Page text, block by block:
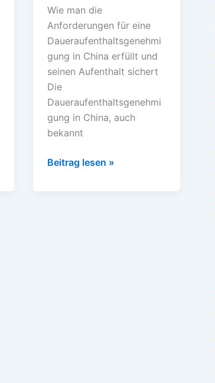
Wie man die
Anforderungen für eine
Daueraufenthaltsgenehmi
gung in China erfüllt und
seinen Aufenthalt sichert
Die
Daueraufenthaltsgenehmi
gung in China, auch
bekannt
Beitrag lesen »